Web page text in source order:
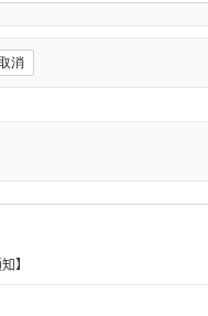
消
】